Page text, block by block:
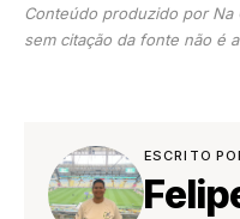
Conteúdo produzido por Na
sem citação da fonte não é
ESCRITO